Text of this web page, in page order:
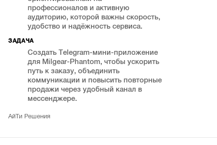
профессионалов и активную
аудиторию, которой важны скорость,
удобство и надёжность сервиса.
ЗАДАЧА
Создать Telegram-мини-приложение
для Milgear-Phantom, чтобы ускорить
путь к заказу, объединить
коммуникации и повысить повторные
продажи через удобный канал в
мессенджере.
АйТи Решения